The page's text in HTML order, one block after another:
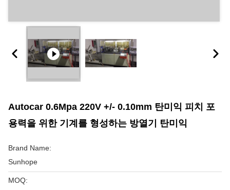
Autocar 0.6Mpa 220V +/- 0.10mm 탄미익 피치 포
용력을 위한 기계를 형성하는 방열기 탄미익
Brand Name:
Sunhope
MOQ: